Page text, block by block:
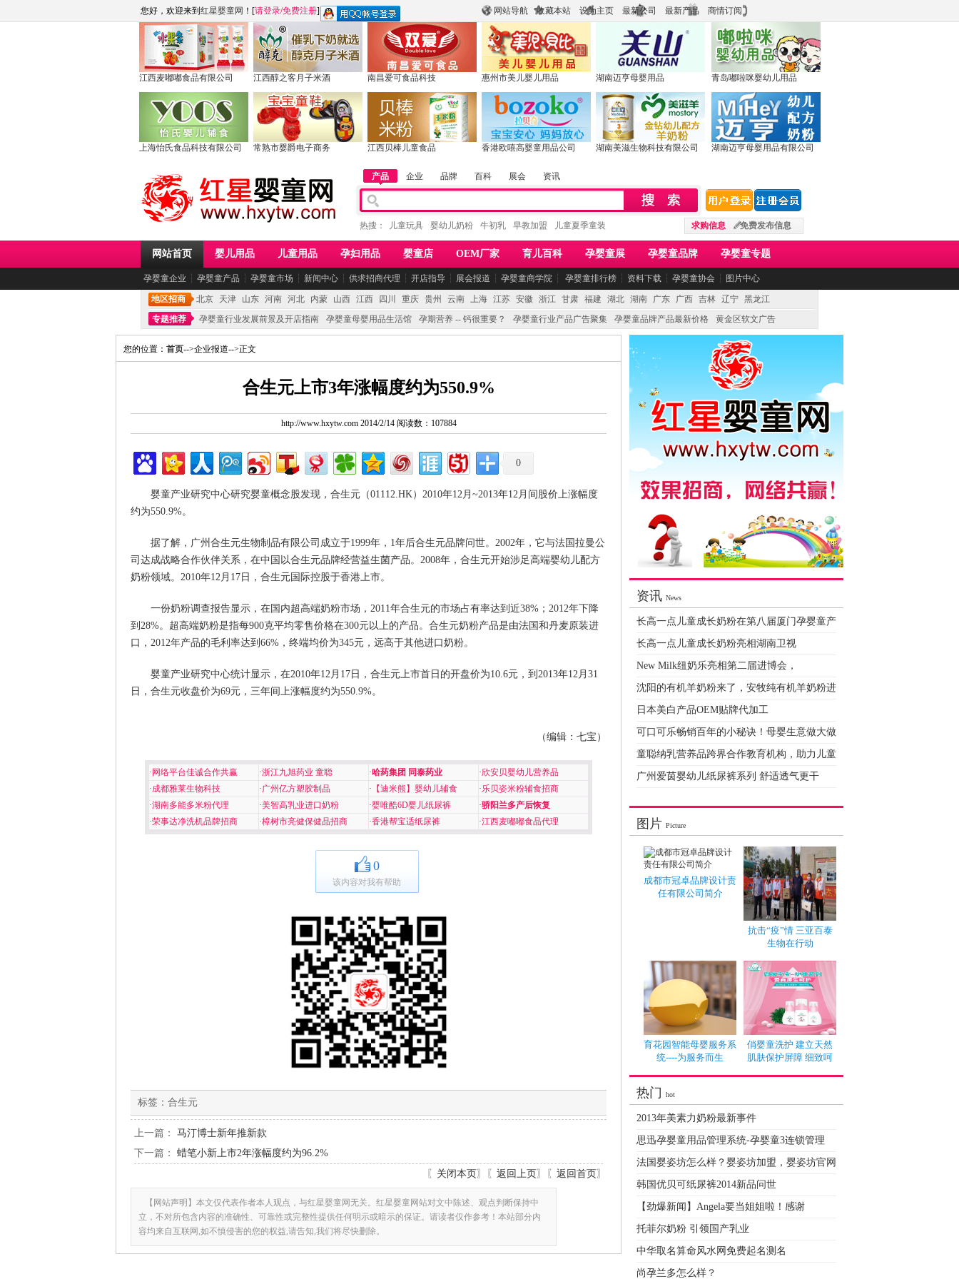
网站导航 收藏本站 设为主页 最新公司 最新产品 商情订阅
您好，欢迎来到 红星婴童网 ！[请登录/免费注册]
江西麦嘟嘟食品有限公司 江西醇之客月子米酒 南昌爱可食品科技 惠州市美儿婴儿用品 湖南迈亨母婴用品 青岛嘟啦咪婴幼儿用品
上海怡氏食品科技有限公司 常熟市婴爵电子商务 江西贝棒儿童食品 香港欧嘻高婴童用品公司 湖南美滋生物科技有限公司 湖南迈亨母婴用品有限公司
产品 企业 品牌 百科 展会 资讯
求购信息 免费发布信息
热搜： 儿童玩具 婴幼儿奶粉 牛初乳 早教加盟 儿童夏季童装
网站首页 婴儿用品 儿童用品 孕妇用品 婴童店 OEM厂家 育儿百科 孕婴童展 孕婴童品牌 孕婴童专题
孕婴童企业 ┆ 孕婴童产品 ┆ 孕婴童市场 ┆ 新闻中心 ┆ 供求招商代理 ┆ 开店指导 ┆ 展会报道 ┆ 孕婴童商学院 ┆ 孕婴童排行榜 ┆ 资料下载 ┆ 孕婴童协会 ┆ 图片中心
地区招商 北京 天津 山东 河南 河北 内蒙 山西 江西 四川 重庆 贵州 云南 上海 江苏 安徽 浙江 甘肃 福建 湖北 湖南 广东 广西 吉林 辽宁 黑龙江
专题推荐
孕婴童行业发展前景及开店指南 孕婴童母婴用品生活馆 孕期营养 -- 钙很重要？ 孕婴童行业产品广告聚集 孕婴童品牌产品最新价格 黄金区软文广告
您的位置： 首页-->企业报道-->正文
合生元上市3年涨幅度约为550.9%
http://www.hxytw.com 2014/2/14 阅读数：107884
0
婴童产业研究中心研究婴童概念股发现，合生元（01112.HK）2010年12月~2013年12月间股价上涨幅度
约为550.9%。
据了解，广州合生元生物制品有限公司成立于1999年，1年后合生元品牌问世。2002年，它与法国拉曼公
司达成战略合作伙伴关系，在中国以合生元品牌经营益生菌产品。2008年，合生元开始涉足高端婴幼儿配方
奶粉领域。2010年12月17日，合生元国际控股于香港上市。
一份奶粉调查报告显示，在国内超高端奶粉市场，2011年合生元的市场占有率达到近38%；2012年下降
到28%。超高端奶粉是指每900克平均零售价格在300元以上的产品。合生元奶粉产品是由法国和丹麦原装进
口，2012年产品的毛利率达到66%，终端均价为345元，远高于其他进口奶粉。
婴童产业研究中心统计显示，在2010年12月17日，合生元上市首日的开盘价为10.6元，到2013年12月31
日，合生元收盘价为69元，三年间上涨幅度约为550.9%。
（编辑：七宝）
· 网络平台佳诚合作共赢 ·浙江九旭药业 童聪 ·哈药集团 同泰药业 ·欣安贝婴幼儿营养品
·成都雅莱生物科技 ·广州亿方塑胶制品 · 【迪米熊】婴幼儿辅食 ·乐贝姿米粉辅食招商
·湖南多能多米粉代理 ·美智高乳业进口奶粉 ·婴唯酷6D婴儿纸尿裤 ·骄阳兰多产后恢复
·荣事达净洗机品牌招商 ·樟树市亮健保健品招商 ·香港帮宝适纸尿裤 ·江西麦嘟嘟食品代理
0
该内容对我有帮助
标签： 合生元
上一篇： 马汀博士新年推新款
下一篇： 蜡笔小新上市2年涨幅度约为96.2%
〖 关闭本页〗〖 返回上页〗〖 返回首页〗
【网站声明】本文仅代表作者本人观点，与红星婴童网无关。红星婴童网站对文中陈述、观点判断保持中
立，不对所包含内容的准确性、可靠性或完整性提供任何明示或暗示的保证。请读者仅作参考！本站部分内
容均来自互联网,如不慎侵害的您的权益,请告知,我们将尽快删除。
资讯 News
长高一点儿童成长奶粉在第八届厦门孕婴童产
长高一点儿童成长奶粉亮相湖南卫视
New Milk纽奶乐亮相第二届进博会，
沈阳的有机羊奶粉来了，安牧纯有机羊奶粉进
日本美白产品OEM贴牌代加工
可口可乐畅销百年的小秘诀！母婴生意做大做
童聪纳乳营养品跨界合作教育机构，助力儿童
广州爱茵婴幼儿纸尿裤系列 舒适透气更干
图片 Picture
成都市冠卓品牌设计责
任有限公司简介
抗击“疫”情 三亚百泰
生物在行动
育花园智能母婴服务系
统----为服务而生
俏婴童洗护 建立天然
肌肤保护屏障 细致呵
热门 hot
2013年美素力奶粉最新事件
思迅孕婴童用品管理系统-孕婴童3连锁管理
法国婴姿坊怎么样？婴姿坊加盟，婴姿坊官网
韩国优贝可纸尿裤2014新品问世
【劲爆新闻】Angela要当姐姐啦！感谢
托菲尔奶粉 引领国产乳业
中华取名算命风水网免费起名测名
尚孕兰多怎么样？